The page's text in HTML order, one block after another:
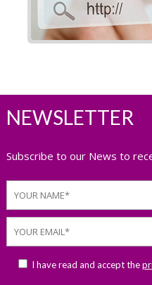
NEWSLETTER
Subscribe to our News to
I have read and accept the